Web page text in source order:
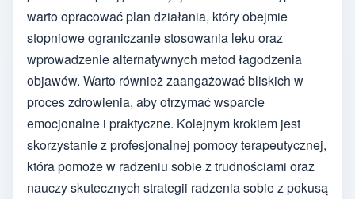
warto opracować plan działania, który obejmie
stopniowe ograniczanie stosowania leku oraz
wprowadzenie alternatywnych metod łagodzenia
objawów. Warto również zaangażować bliskich w
proces zdrowienia, aby otrzymać wsparcie
emocjonalne i praktyczne. Kolejnym krokiem jest
skorzystanie z profesjonalnej pomocy terapeutycznej,
która pomoże w radzeniu sobie z trudnościami oraz
nauczy skutecznych strategii radzenia sobie z pokusą